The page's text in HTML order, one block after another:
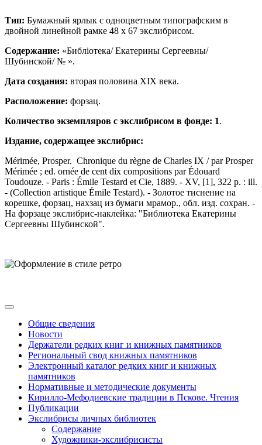
Тип: Бумажный ярлык с одноцветным типографским в
двойной линейной рамке 48 х 67 экслибрисом.
Содержание: «Библiотека/ Екатерины Сергеевны/
Шубинской/ № ».
Дата создания: вторая половина ХIХ века.
Расположение: форзац.
Количество экземпляров с экслибрисом в фонде: 1.
Издание, содержащее экслибрис:
Mérimée, Prosper. Chronique du règne de Charles IX / par Prosper
Mérimée ; ed. ornée de cent dix compositions par Édouard
Toudouze. - Paris : Émile Testard et Cie, 1889. - XV, [1], 322 p. : ill.
- (Collection artistique Émile Testard). - Золотое тиснение на
корешке, форзац, нахзац из бумаги мрамор., обл. изд. сохран. -
На форзаце экслибрис-наклейка: "Библиотека Екатерины
Сергеевны Шубинской".
Общие сведения
Новости
Держатели редких книг и книжных памятников
Региональный свод книжных памятников
Электронный каталог редких книг и книжных
памятников
Нормативные и методические документы
Кирилло-Мефодиевские традиции в Пскове. Чтения
Публикации
Экслибрисы личных библиотек
Содержание
Художники-экслибрисисты